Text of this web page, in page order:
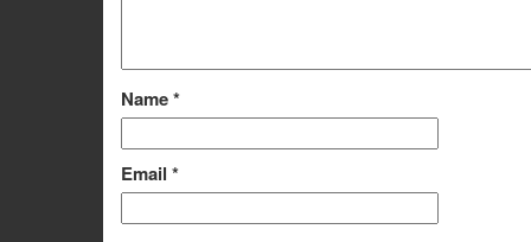
Name*
Email *